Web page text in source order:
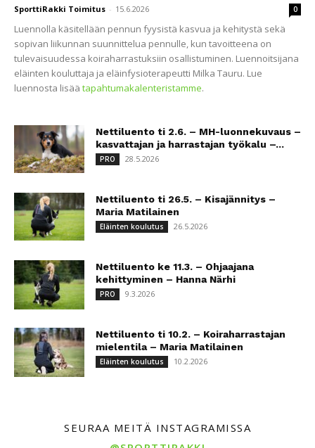
SporttiRakki Toimitus - 15.6.2026 0
Luennolla käsitellään pennun fyysistä kasvua ja kehitystä sekä
sopivan liikunnan suunnittelua pennulle, kun tavoitteena on
tulevaisuudessa koiraharrastuksiin osallistuminen. Luennoitsijana
eläinten kouluttaja ja eläinfysioterapeutti Milka Tauru. Lue
luennosta lisää tapahtumakalenteristamme.
Nettiluento ti 2.6. – MH-luonnekuvaus –
kasvattajan ja harrastajan työkalu –...
PRO 28.5.2026
Nettiluento ti 26.5. – Kisajännitys –
Maria Matilainen
Eläinten koulutus 26.5.2026
Nettiluento ke 11.3. – Ohjaajana
kehittyminen – Hanna Närhi
PRO 9.3.2026
Nettiluento ti 10.2. – Koiraharrastajan
mielentila – Maria Matilainen
Eläinten koulutus 10.2.2026
SEURAA MEITÄ INSTAGRAMISSA